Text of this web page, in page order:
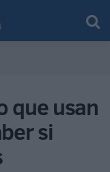
que usan
si